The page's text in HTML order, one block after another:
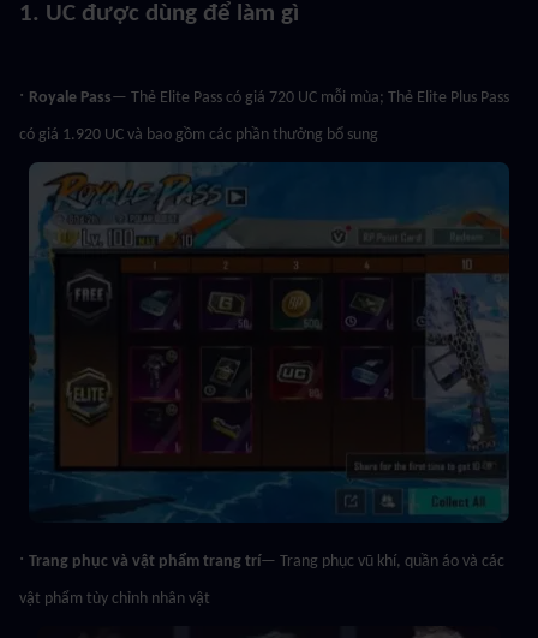
1. UC được dùng để làm gì
· Royale Pass— Thẻ Elite Pass có giá 720 UC mỗi mùa; Thẻ Elite Plus Pass
có giá 1.920 UC và bao gồm các phần thưởng bổ sung
· Trang phục và vật phẩm trang trí— Trang phục vũ khí, quần áo và các
vật phẩm tùy chỉnh nhân vật